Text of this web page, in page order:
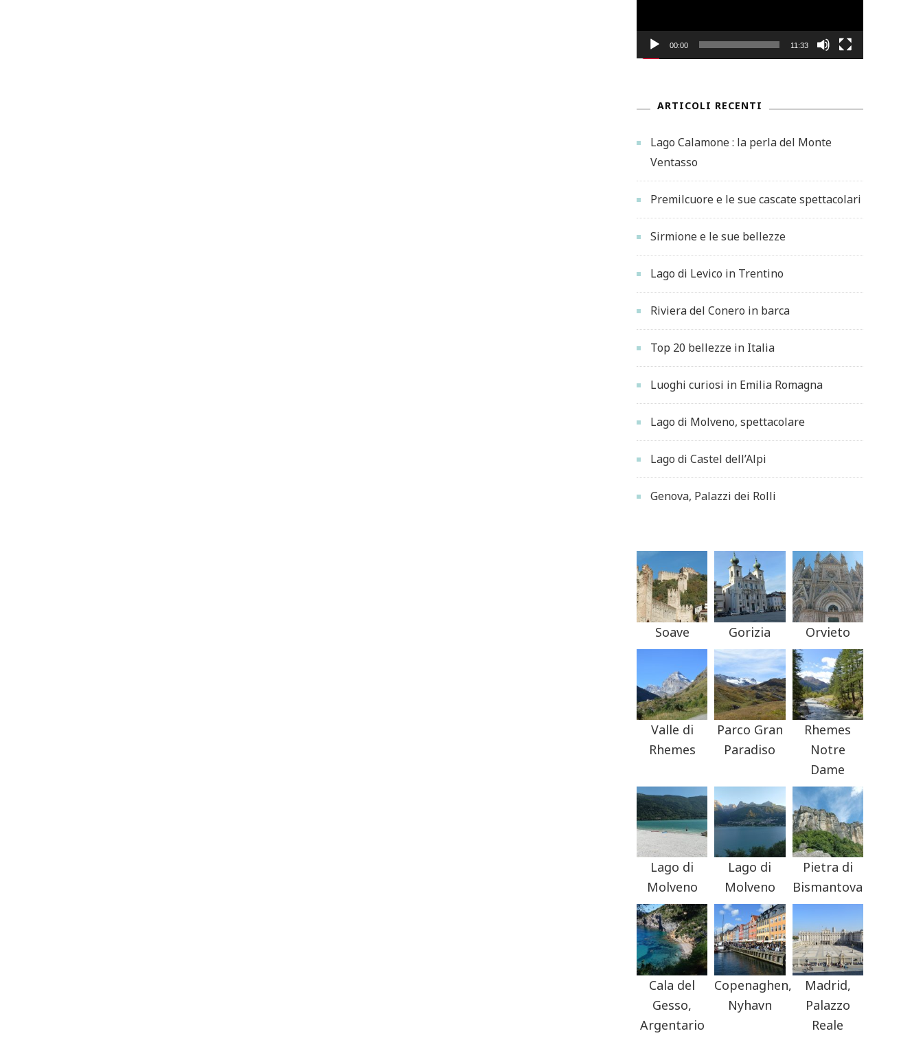
00:00 11:33
ARTICOLI RECENTI
Lago Calamone : la perla del Monte
Ventasso
Premilcuore e le sue cascate spettacolari
Sirmione e le sue bellezze
Lago di Levico in Trentino
Riviera del Conero in barca
Top 20 bellezze in Italia
Luoghi curiosi in Emilia Romagna
Lago di Molveno, spettacolare
Lago di Castel dell’Alpi
Genova, Palazzi dei Rolli
Soave Gorizia Orvieto
Valle di
Rhemes
Parco Gran
Paradiso
Rhemes
Notre
Dame
Lago di
Molveno
Lago di
Molveno
Pietra di
Bismantova
Cala del
Gesso,
Argentario
Copenaghen,
Nyhavn
Madrid,
Palazzo
Reale